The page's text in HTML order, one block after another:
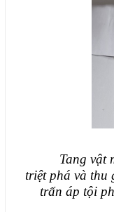
Tang vật
triệt phá và thu
trấn áp tội